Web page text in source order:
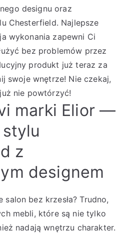
designu oraz
Chesterfield. Najlepsze
wykonania zapewni Ci
bez problemów przez
produkt już teraz za
swoje wnętrze! Nie czekaj,
nie powtórzyć!
marki Elior —
stylu
z
designem
bez krzesła? Trudno,
mebli, które są nie tylko
nadają wnętrzu charakter.